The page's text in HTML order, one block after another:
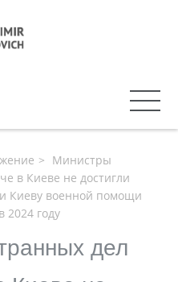
Министры
в Киеве не достигли
Киеву военной помощи
2024 году
дел